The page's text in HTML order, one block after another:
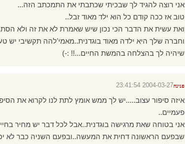
אני רוצה להגיד לך שבכיתי שכתבתי את התמכתב הזה...
טוב אז ככה קודם כל הוא ילד מאוד זבל..
ואת עשית את הדבר הכי נכון שיש שאמרת לא את זה ולא
וחברה שלך היא ילדה מאוד בוגדנית..מאמי'להה תקשיבי יש
שיהיה לך בהצלחה בהמשת החיים...!! :-)
פנינה2004-03-27 23:41:54
איזה סיפור עצוב.....יש לך ממש אומץ לתת לנו לקרוא את
פעמיים..
אני בטוחה שאת מרגישה בוגדנית..אבל לכל דבר יש מחיר
שבפעם הראשונה דחית את המעשה..ובפעם השניה כבר לא